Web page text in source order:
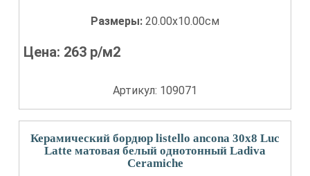
Размеры: 20.00x10.00см
Цена: 263 р/м2
Артикул: 109071
Керамический бордюр listello ancona 30x8 Luc
Latte матовая белый однотонный Ladiva
Сeramiche